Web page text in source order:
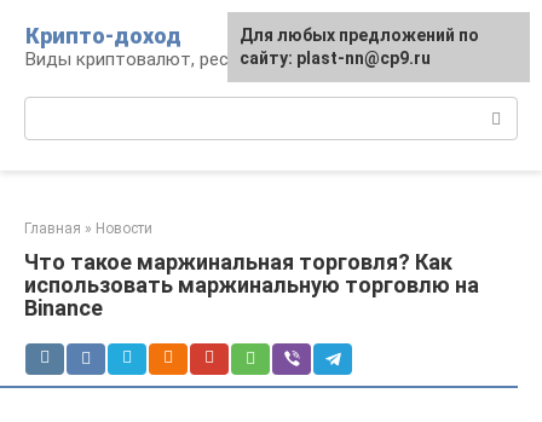
контенту
Крипто-доход
Виды криптовалют, ресурсы и сервисы
Главная » Новости
Что такое маржинальная торговля? Как
использовать маржинальную торговлю на
Binance
Для любых предложений по
сайту: plast-nn@cp9.ru